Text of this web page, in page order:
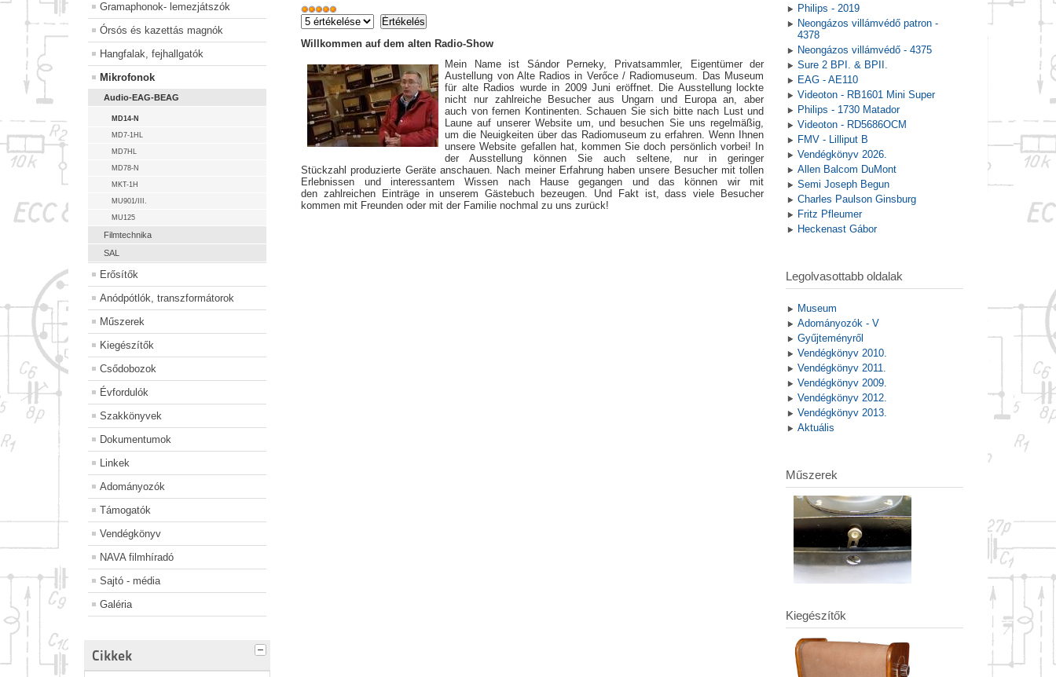
Gramaphonok- lemezjátszók
Órsós és kazettás magnók
Hangfalak, fejhallgatók
Mikrofonok
Audio-EAG-BEAG
MD14-N
MD7-1HL
MD7HL
MD78-N
MKT-1H
MU901/III.
MU125
Filmtechnika
SAL
Erősítők
Anódpótlók, transzformátorok
Műszerek
Kiegészítők
Csődobozok
Évfordulók
Szakkönyvek
Dokumentumok
Linkek
Adományozók
Támogatók
Vendégkönyv
NAVA filmhíradó
Sajtó - média
Galéria
Cikkek
Willkommen auf dem alten Radio-Show
Mein Name ist Sándor Perneky, Privatsammler, Eigentümer der
Austellung von Alte Radios in Verőce / Radiomuseum. Das Museum
für alte Radios wurde in 2009 Juni eröffnet. Die Ausstellung lockte
nicht nur zahlreiche Besucher aus Ungarn und Europa an, aber
auch von fernen Kontinenten. Schauen Sie sich bitte nach Lust und
Laune auf unserer Website um, und besuchen Sie uns regelmäßig,
um die Neuigkeiten über das Radiomuseum zu erfahren. Wenn Ihnen
unsere Website gefallen hat, kommen Sie doch persönlich vorbei! In
der Ausstellung können Sie auch seltene, nur in geringer
Stückzahl produzierte Geräte anschauen. Nach meiner Erfahrung haben unsere Besucher mit tollen
Erlebnissen und interessantem Wissen nach Hause gegangen und das können wir mit
den zahlreichen Einträge in unserem Gästebuch bezeugen. Und Fakt ist, dass viele Besucher
kommen mit Freunden oder mit der Familie nochmal zu uns zurück!
Philips - 2019
Neongázos villámvédő patron -
4378
Neongázos villámvédő - 4375
Sure 2 BPI. & BPII.
EAG - AE110
Videoton - RB1601 Mini Super
Philips - 1730 Matador
Videoton - RD5686OCM
FMV - Lilliput B
Vendégkönyv 2026.
Allen Balcom DuMont
Semi Joseph Begun
Charles Paulson Ginsburg
Fritz Pfleumer
Heckenast Gábor
Legolvasottabb oldalak
Museum
Adományozók - V
Gyűjteményről
Vendégkönyv 2010.
Vendégkönyv 2011.
Vendégkönyv 2009.
Vendégkönyv 2012.
Vendégkönyv 2013.
Aktuális
Műszerek
Kiegészítők